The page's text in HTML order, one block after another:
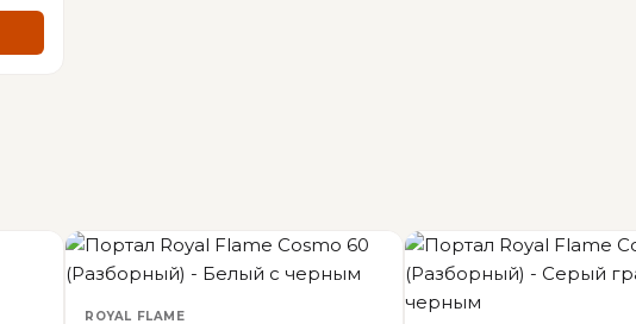
ROYAL FLAME